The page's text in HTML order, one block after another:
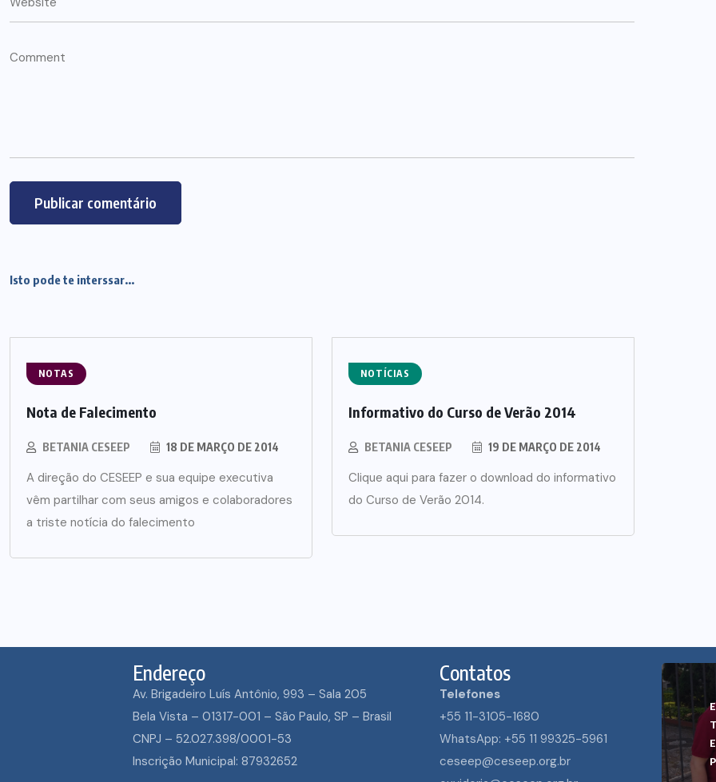
Isto pode te interssar...
NOTAS
Nota de Falecimento
BETANIA CESEEP 18 DE MARÇO DE 2014
A direção do CESEEP e sua equipe executiva
vêm partilhar com seus amigos e colaboradores
a triste notícia do falecimento
NOTÍCIAS
Informativo do Curso de Verão 2014
BETANIA CESEEP 19 DE MARÇO DE 2014
Clique aqui para fazer o download do informativo
do Curso de Verão 2014.
Endereço
Av. Brigadeiro Luís Antônio, 993 – Sala 205
Bela Vista – 01317-001 – São Paulo, SP – Brasil
CNPJ – 52.027.398/0001-53
Inscrição Municipal: 87932652
Contatos
Telefones
+55 11-3105-1680
WhatsApp: +55 11 99325-5961
ceseep@ceseep.org.br
TRANSFORMADOR:
ENTRE A TERRA, OS
POVOS E A ESPERANÇA
TRANSFORMADOR:
ENTRE A TERRA, OS
POVOS E A ESPERANÇA